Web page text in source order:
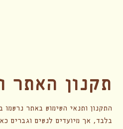
תקנון האתר
התקנון ותנאי השימוש באתר נרשמו
בלבד, אך מיועדים לנשים וגברים